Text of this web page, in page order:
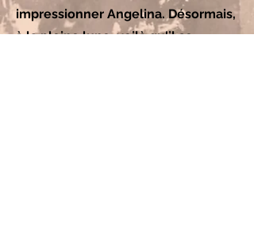
impressionner Angelina. Désormais,
à la pleine lune, voilà qu'il se